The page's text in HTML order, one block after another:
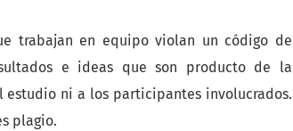
trabajan en equipo violan un código de
e ideas que son producto de la
ni a los participantes involucrados.
plagio.